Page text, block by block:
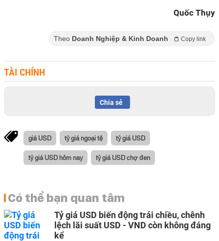
Quốc Thụy
Theo Doanh Nghiệp & Kinh Doanh Copy link
TÀI CHÍNH
Chia sẻ
giá USD tỷ giá ngoại tệ tỷ giá USD
tỷ giá USD hôm nay tỷ giá USD chợ đen
Có thể bạn quan tâm
Tỷ giá USD biến động trái chiều, chênh
lệch lãi suất USD - VND còn không đáng
kể